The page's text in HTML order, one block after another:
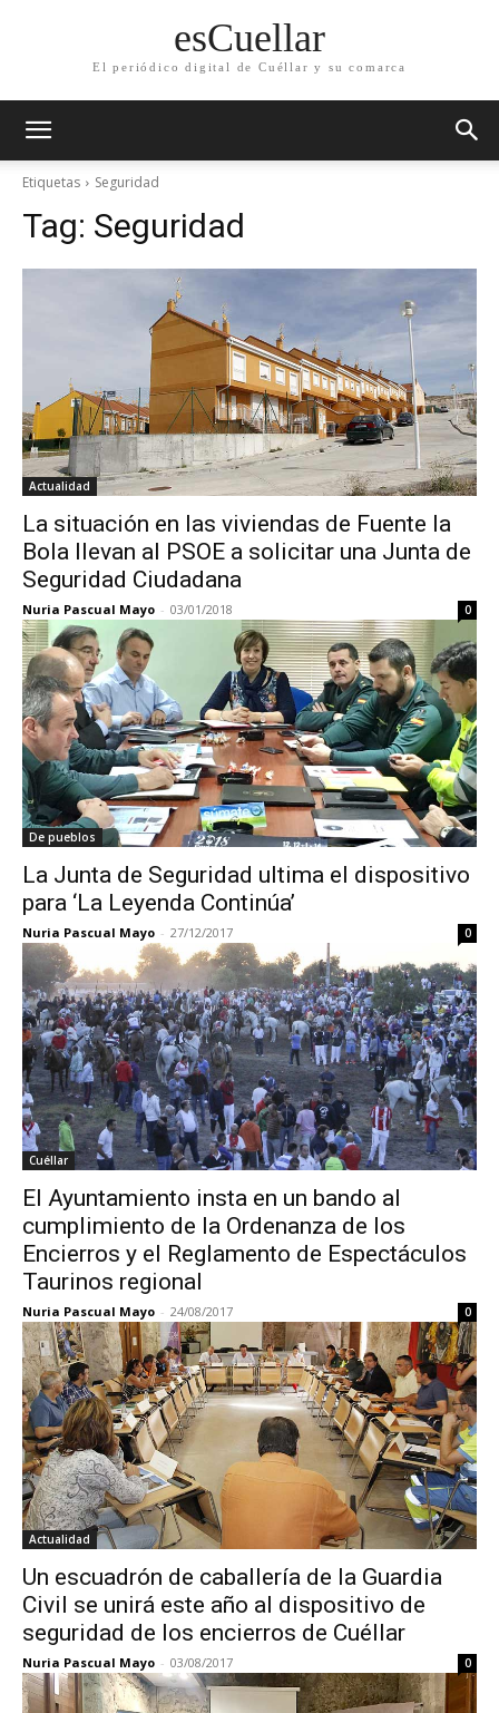
esCuellar
El periódico digital de Cuéllar y su comarca
Etiquetas Seguridad
Tag: Seguridad
Actualidad
La situación en las viviendas de Fuente la
Bola llevan al PSOE a solicitar una Junta de
Seguridad Ciudadana
Nuria Pascual Mayo - 03/01/2018 0
De pueblos
La Junta de Seguridad ultima el dispositivo
para ‘La Leyenda Continúa’
Nuria Pascual Mayo - 27/12/2017 0
Cuéllar
El Ayuntamiento insta en un bando al
cumplimiento de la Ordenanza de los
Encierros y el Reglamento de Espectáculos
Taurinos regional
Nuria Pascual Mayo - 24/08/2017 0
Actualidad
Un escuadrón de caballería de la Guardia
Civil se unirá este año al dispositivo de
seguridad de los encierros de Cuéllar
Nuria Pascual Mayo - 03/08/2017 0